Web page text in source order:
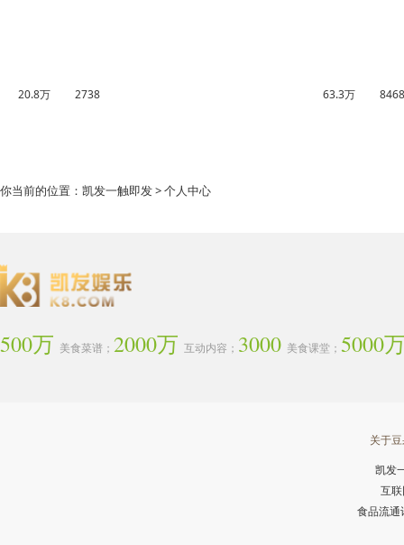
20.8万 2738 63.3万 8468
你当前的位置： 凯发一触即发> 个人中心
500万 美食菜谱； 2000万 互动内容； 3000 美食课堂； 5000
关于
凯发
互
食品流